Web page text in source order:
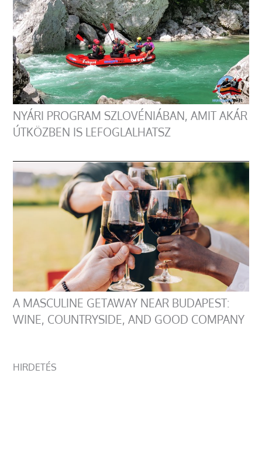
NYÁRI PROGRAM SZLOVÉNIÁBAN, AMIT AKÁR
ÚTKÖZBEN IS LEFOGLALHATSZ
A MASCULINE GETAWAY NEAR BUDAPEST:
WINE, COUNTRYSIDE, AND GOOD COMPANY
HIRDETÉS